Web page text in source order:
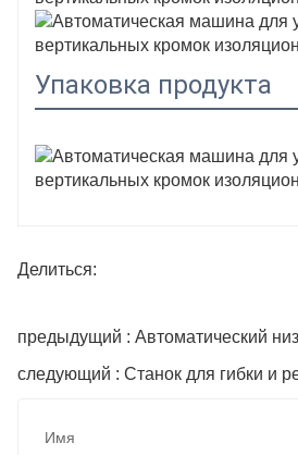
Упаковка продукта
Делиться:
Имя